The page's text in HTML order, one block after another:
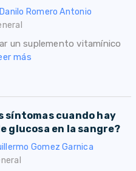
Romero Antonio
un suplemento vitamínico
más
síntomas cuando hay
glucosa en la sangre?
Gomez Garnica